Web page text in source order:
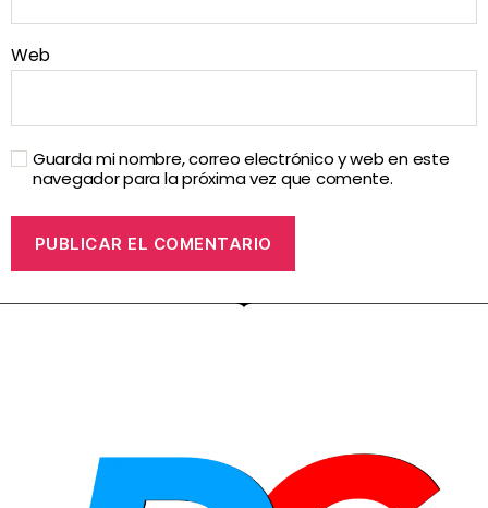
Web
Guarda mi nombre, correo electrónico y web en este
navegador para la próxima vez que comente.